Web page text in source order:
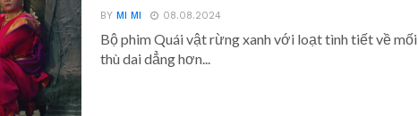
BYMI MI 08.08.2024
Bộ phim Quái vật rừng xanh với loạt tình tiết về mối
thù dai dẳng hơn...